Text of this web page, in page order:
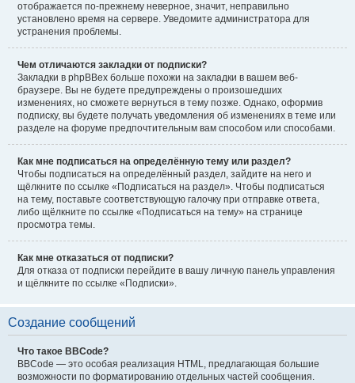
отображается по-прежнему неверное, значит, неправильно
установлено время на сервере. Уведомите администратора для
устранения проблемы.
Чем отличаются закладки от подписки?
Закладки в phpBBex больше похожи на закладки в вашем веб-
браузере. Вы не будете предупреждены о произошедших
изменениях, но сможете вернуться в тему позже. Однако, оформив
подписку, вы будете получать уведомления об изменениях в теме или
разделе на форуме предпочтительным вам способом или способами.
Как мне подписаться на определённую тему или раздел?
Чтобы подписаться на определённый раздел, зайдите на него и
щёлкните по ссылке «Подписаться на раздел». Чтобы подписаться
на тему, поставьте соответствующую галочку при отправке ответа,
либо щёлкните по ссылке «Подписаться на тему» на странице
просмотра темы.
Как мне отказаться от подписки?
Для отказа от подписки перейдите в вашу личную панель управления
и щёлкните по ссылке «Подписки».
Создание сообщений
Что такое BBCode?
BBCode — это особая реализация HTML, предлагающая большие
возможности по форматированию отдельных частей сообщения.